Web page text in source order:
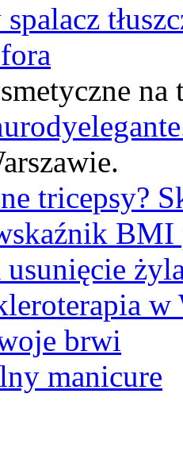
na
tricepsy?
BMI
w
brwi
manicure